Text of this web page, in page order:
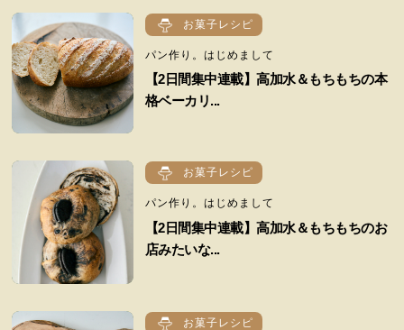
お菓子レシピ
パン作り。はじめまして
【2日間集中連載】高加水＆もちもちの本
格ベーカリ...
お菓子レシピ
パン作り。はじめまして
【2日間集中連載】高加水＆もちもちのお
店みたいな...
お菓子レシピ